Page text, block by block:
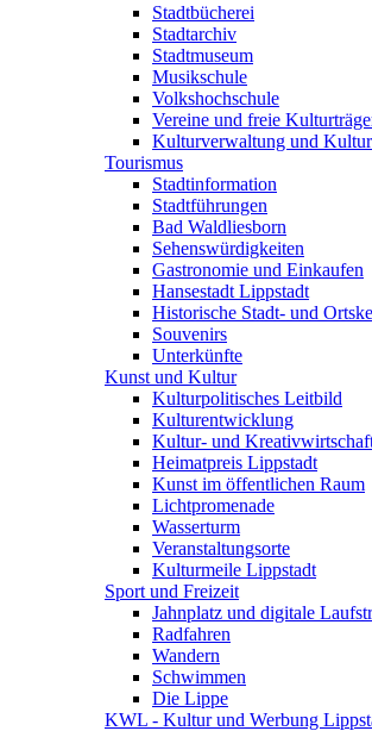
Stadtbücherei
Stadtarchiv
Stadtmuseum
Musikschule
Volkshochschule
Vereine und freie
Kulturverwaltung und
Tourismus
Stadtinformation
Stadtführungen
Bad Waldliesborn
Sehenswürdigkeiten
Gastronomie und Einkaufen
Hansestadt Lippstadt
Historische Stadt- und
Souvenirs
Unterkünfte
Kunst und Kultur
Kulturpolitisches Leitbild
Kulturentwicklung
Kultur- und
Heimatpreis Lippstadt
Kunst im öffentlichen Raum
Lichtpromenade
Wasserturm
Veranstaltungsorte
Kulturmeile Lippstadt
Sport und Freizeit
Jahnplatz und digitale
Radfahren
Wandern
Schwimmen
Die Lippe
KWL - Kultur und Werbung